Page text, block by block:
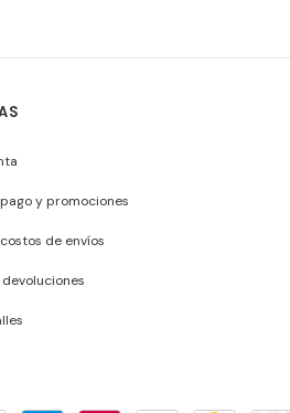
y promociones
de envíos